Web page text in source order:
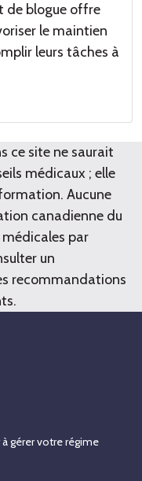
de blogue offre
le maintien
leurs tâches à
ce site ne saurait
médicaux ; elle
Aucune
canadienne du
par
un
recommandations
gérer votre régime